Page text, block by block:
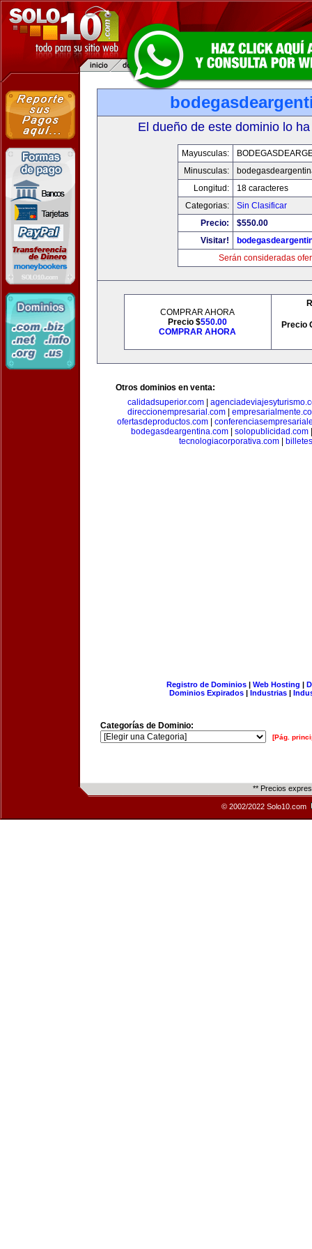
El dueño de este dominio lo
Mayusculas:
Minusculas:
Longitud:
18 caracteres
Categorias:
Sin Clasificar
Precio:
$550.00
Visitar!
Serán consideradas
COMPRAR AHORA
Precio $550.00
COMPRAR AHORA
Precio
Otros dominios en venta:
calidadsuperior.com|
direccionempresarial.com
ofertasdeproductos.com|
bodegasdeargentina.com| solopublicidad.com
tecnologiacorporativa.com
Registro de Dominios| Web Hosting |
Dominios Expirados | Industrias |
Categorías de Dominio:
[Pág.
** Precios
© 2002/2022 Solo10.com